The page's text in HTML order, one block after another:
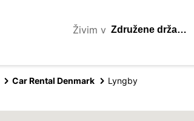
Živim v
Car Rental Denmark Lyngby